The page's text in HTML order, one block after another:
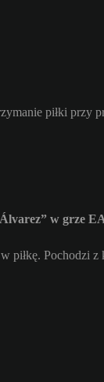
piłki przy
w grze
piłkę. Pochodzi